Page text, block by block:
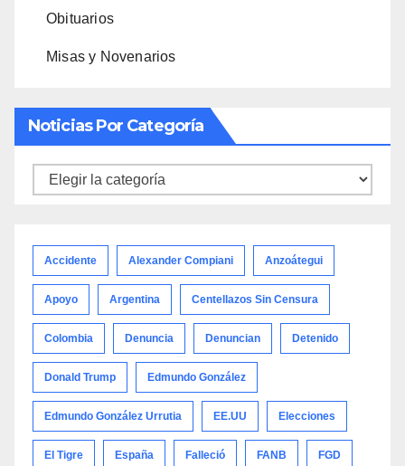
Obituarios
Misas y Novenarios
Noticias Por Categoría
Noticias
Accidente Alexander Compiani Anzoátegui
Apoyo Argentina Centellazos Sin Censura
Colombia Denuncia Denuncian Detenido
Donald Trump Edmundo González
Edmundo González Urrutia EE.UU Elecciones
El Tigre España Falleció FANB FGD